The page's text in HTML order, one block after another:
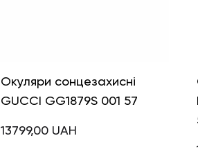
Окуляри сонцезахисні
GUCCI GG1879S 001 57
13799,00 UAH